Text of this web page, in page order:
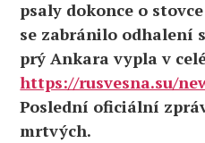
psaly dokonce o
se zabránilo odhalení
prý Ankara vypla v
https://rusvesna.su/
Poslední oficiální
mrtvých.